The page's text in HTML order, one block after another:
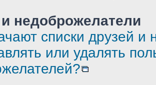
недоброжелатели
списки друзей и
или удалять